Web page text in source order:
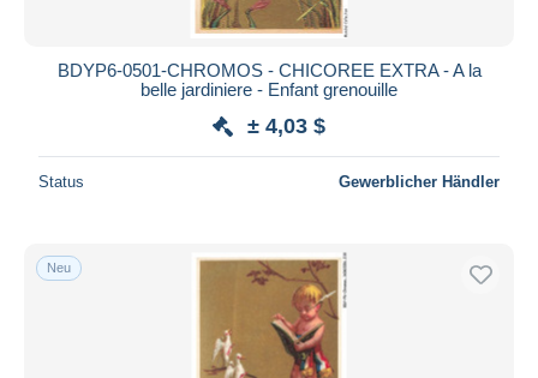
BDYP6-0501-CHROMOS - CHICOREE EXTRA - A la
belle jardiniere - Enfant grenouille
± 4,03 $
Status Gewerblicher Händler
Neu